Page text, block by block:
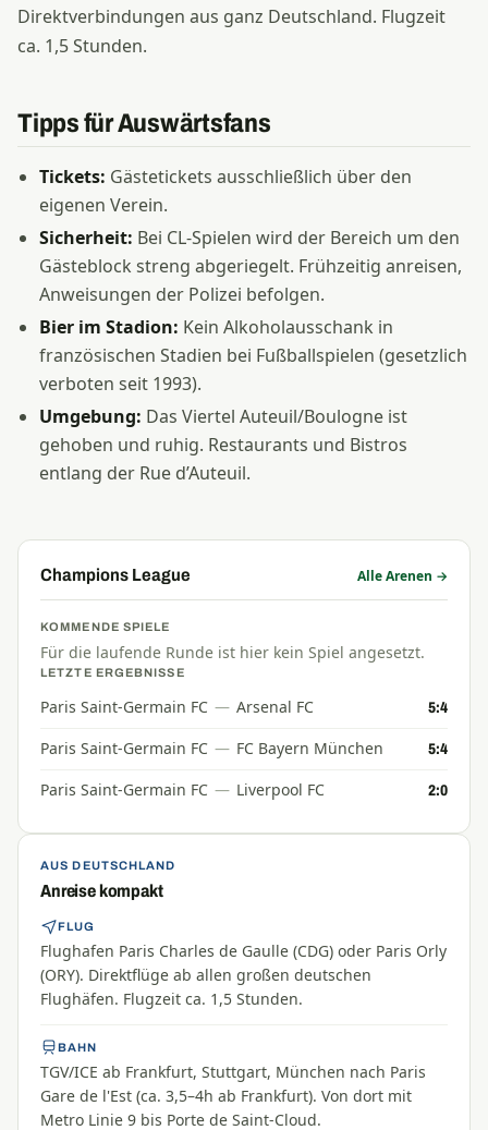
Direktverbindungen aus ganz Deutschland. Flugzeit
ca. 1,5 Stunden.
Tipps für Auswärtsfans
Tickets: Gästetickets ausschließlich über den
eigenen Verein.
Sicherheit: Bei CL-Spielen wird der Bereich um den
Gästeblock streng abgeriegelt. Frühzeitig anreisen,
Anweisungen der Polizei befolgen.
Bier im Stadion: Kein Alkoholausschank in
französischen Stadien bei Fußballspielen (gesetzlich
verboten seit 1993).
Umgebung: Das Viertel Auteuil/Boulogne ist
gehoben und ruhig. Restaurants und Bistros
entlang der Rue d’Auteuil.
Champions League Alle Arenen →
KOMMENDE SPIELE
Für die laufende Runde ist hier kein Spiel angesetzt.
LETZTE ERGEBNISSE
Paris Saint-Germain FC — Arsenal FC 5:4
Paris Saint-Germain FC — FC Bayern München 5:4
Paris Saint-Germain FC — Liverpool FC 2:0
AUS DEUTSCHLAND
Anreise kompakt
FLUG
Flughafen Paris Charles de Gaulle (CDG) oder Paris Orly
(ORY). Direktflüge ab allen großen deutschen
Flughäfen. Flugzeit ca. 1,5 Stunden.
BAHN
TGV/ICE ab Frankfurt, Stuttgart, München nach Paris
Gare de l'Est (ca. 3,5–4h ab Frankfurt). Von dort mit
Metro Linie 9 bis Porte de Saint-Cloud.